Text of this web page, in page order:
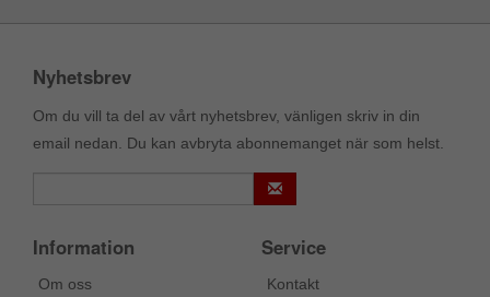
Nyhetsbrev
Om du vill ta del av vårt nyhetsbrev, vänligen skriv in din
email nedan. Du kan avbryta abonnemanget när som helst.
Information
Om oss
Service
Kontakt